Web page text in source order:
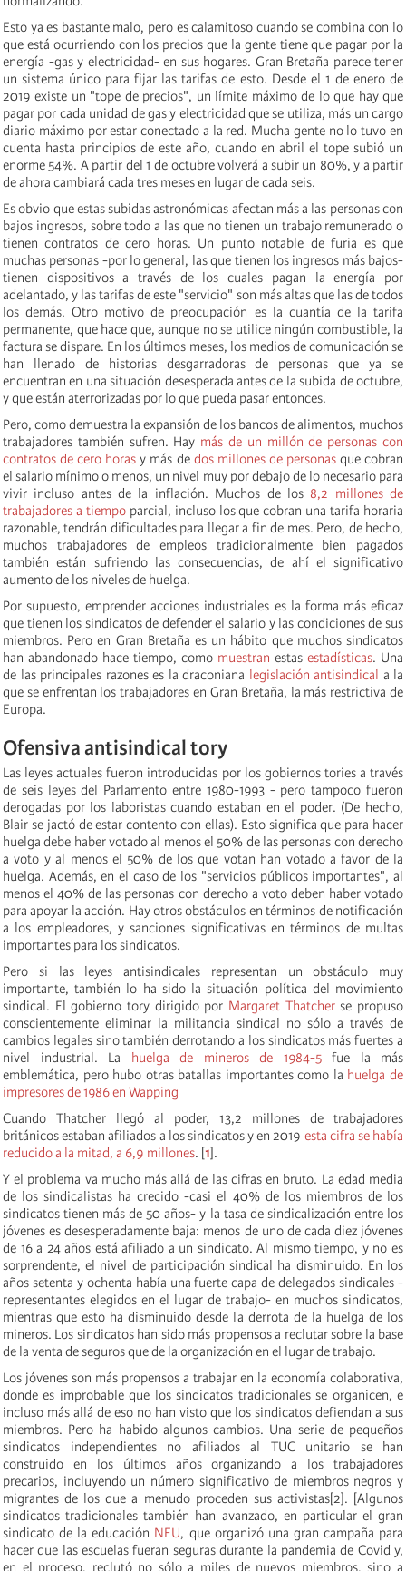
Esto ya es bastante malo, pero es calamitoso cuando se combina con lo
que está ocurriendo con los precios que la gente tiene que pagar por la
energía -gas y electricidad- en sus hogares. Gran Bretaña parece tener
un sistema único para fijar las tarifas de esto. Desde el 1 de enero de
2019 existe un "tope de precios", un límite máximo de lo que hay que
pagar por cada unidad de gas y electricidad que se utiliza, más un cargo
diario máximo por estar conectado a la red. Mucha gente no lo tuvo en
cuenta hasta principios de este año, cuando en abril el tope subió un
enorme 54%. A partir del 1 de octubre volverá a subir un 80%, y a partir
de ahora cambiará cada tres meses en lugar de cada seis.
Es obvio que estas subidas astronómicas afectan más a las personas con
bajos ingresos, sobre todo a las que no tienen un trabajo remunerado o
tienen contratos de cero horas. Un punto notable de furia es que
muchas personas -por lo general, las que tienen los ingresos más bajos-
tienen dispositivos a través de los cuales pagan la energía por
adelantado, y las tarifas de este "servicio" son más altas que las de todos
los demás. Otro motivo de preocupación es la cuantía de la tarifa
permanente, que hace que, aunque no se utilice ningún combustible, la
factura se dispare. En los últimos meses, los medios de comunicación se
han llenado de historias desgarradoras de personas que ya se
encuentran en una situación desesperada antes de la subida de octubre,
y que están aterrorizadas por lo que pueda pasar entonces.
Pero, como demuestra la expansión de los bancos de alimentos, muchos
trabajadores también sufren. Hay más de un millón de personas con
contratos de cero horas y más de dos millones de personasque cobran
el salario mínimo o menos, un nivel muy por debajo de lo necesario para
vivir incluso antes de la inflación. Muchos de los 8,2 millones de
trabajadores a tiempoparcial, incluso los que cobran una tarifa horaria
razonable, tendrán dificultades para llegar a fin de mes. Pero, de hecho,
muchos trabajadores de empleos tradicionalmente bien pagados
también están sufriendo las consecuencias, de ahí el significativo
aumento de los niveles de huelga.
Por supuesto, emprender acciones industriales es la forma más eficaz
que tienen los sindicatos de defender el salario y las condiciones de sus
miembros. Pero en Gran Bretaña es un hábito que muchos sindicatos
han abandonado hace tiempo, como muestran estas estadísticas. Una
de las principales razones es la draconiana legislación antisindical a la
que se enfrentan los trabajadores en Gran Bretaña, la más restrictiva de
Europa.
Ofensiva antisindical tory
Las leyes actuales fueron introducidas por los gobiernos tories a través
de seis leyes del Parlamento entre 1980-1993 - pero tampoco fueron
derogadas por los laboristas cuando estaban en el poder. (De hecho,
Blair se jactó de estar contento con ellas). Esto significa que para hacer
huelga debe haber votado al menos el 50% de las personas con derecho
a voto y al menos el 50% de los que votan han votado a favor de la
huelga. Además, en el caso de los "servicios públicos importantes", al
menos el 40% de las personas con derecho a voto deben haber votado
para apoyar la acción. Hay otros obstáculos en términos de notificación
a los empleadores, y sanciones significativas en términos de multas
importantes para los sindicatos.
Pero si las leyes antisindicales representan un obstáculo muy
importante, también lo ha sido la situación política del movimiento
sindical. El gobierno tory dirigido por Margaret Thatcherse propuso
conscientemente eliminar la militancia sindical no sólo a través de
cambios legales sino también derrotando a los sindicatos más fuertes a
nivel industrial. La huelga de mineros de 1984-5fue la más
emblemática, pero hubo otras batallas importantes como la huelga de
impresores de 1986 en Wapping
Cuando Thatcher llegó al poder, 13,2 millones de trabajadores
británicos estaban afiliados a los sindicatos y en 2019 esta cifra se había
reducido a la mitad, a 6,9 millones. [1].
Y el problema va mucho más allá de las cifras en bruto. La edad media
de los sindicalistas ha crecido -casi el 40% de los miembros de los
sindicatos tienen más de 50 años- y la tasa de sindicalización entre los
jóvenes es desesperadamente baja: menos de uno de cada diez jóvenes
de 16 a 24 años está afiliado a un sindicato. Al mismo tiempo, y no es
sorprendente, el nivel de participación sindical ha disminuido. En los
años setenta y ochenta había una fuerte capa de delegados sindicales -
representantes elegidos en el lugar de trabajo- en muchos sindicatos,
mientras que esto ha disminuido desde la derrota de la huelga de los
mineros. Los sindicatos han sido más propensos a reclutar sobre la base
de la venta de seguros que de la organización en el lugar de trabajo.
Los jóvenes son más propensos a trabajar en la economía colaborativa,
donde es improbable que los sindicatos tradicionales se organicen, e
incluso más allá de eso no han visto que los sindicatos defiendan a sus
miembros. Pero ha habido algunos cambios. Una serie de pequeños
sindicatos independientes no afiliados al TUC unitario se han
construido en los últimos años organizando a los trabajadores
precarios, incluyendo un número significativo de miembros negros y
migrantes de los que a menudo proceden sus activistas[2]. [Algunos
sindicatos tradicionales también han avanzado, en particular el gran
sindicato de la educación NEU, que organizó una gran campaña para
hacer que las escuelas fueran seguras durante la pandemia de Covid y,
en el proceso, reclutó no sólo a miles de nuevos miembros, sino a